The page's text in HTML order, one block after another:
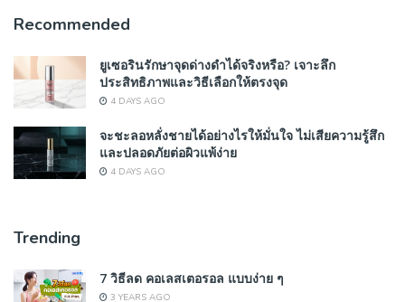
Recommended
ยูเซอรินรักษาจุดด่างดำได้จริงหรือ? เจาะลึก
ประสิทธิภาพและวิธีเลือกให้ตรงจุด
4 DAYS AGO
จะชะลอหลั่งชายได้อย่างไรให้มั่นใจ ไม่เสียความรู้สึก
และปลอดภัยต่อผิวแพ้ง่าย
4 DAYS AGO
Trending
7 วิธีลด คอเลสเตอรอล แบบง่าย ๆ
3 YEARS AGO